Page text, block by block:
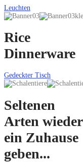
Leuchten
Rice
Dinnerware
Gedeckter Tisch
Seltenen
Arten wieder
ein Zuhause
geben...